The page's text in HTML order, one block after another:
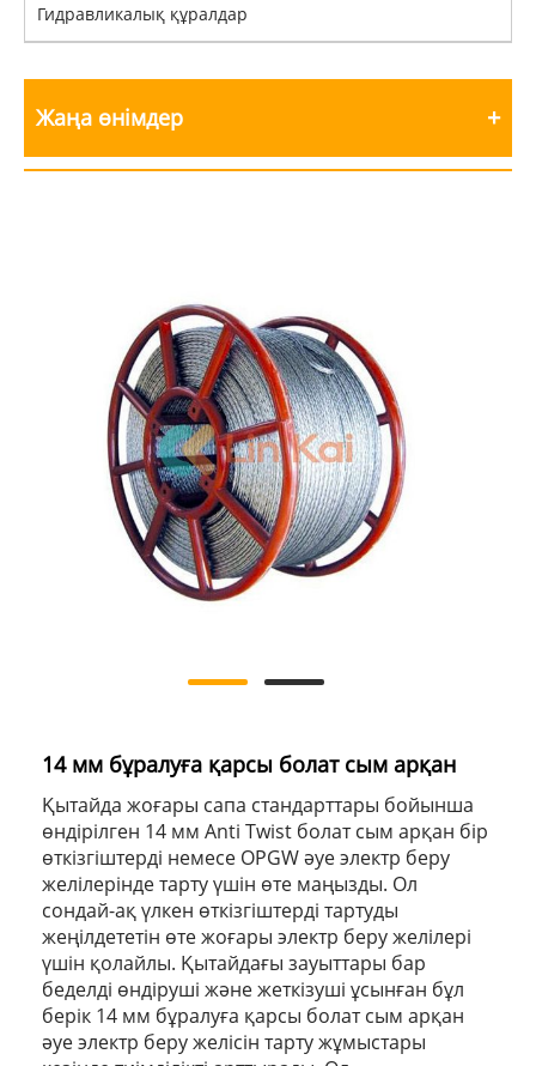
Гидравликалық құралдар
Жаңа өнімдер
14 мм бұралуға қарсы болат сым арқан
Қытайда жоғары сапа стандарттары бойынша
өндірілген 14 мм Anti Twist болат сым арқан бір
өткізгіштерді немесе OPGW әуе электр беру
желілерінде тарту үшін өте маңызды. Ол
сондай-ақ үлкен өткізгіштерді тартуды
жеңілдететін өте жоғары электр беру желілері
үшін қолайлы. Қытайдағы зауыттары бар
беделді өндіруші және жеткізуші ұсынған бұл
берік 14 мм бұралуға қарсы болат сым арқан
әуе электр беру желісін тарту жұмыстары